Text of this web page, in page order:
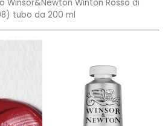
Winsor&Newton Winton Rosso di
tubo da 200 ml